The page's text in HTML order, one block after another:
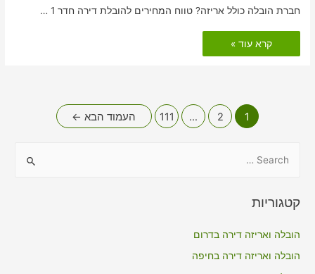
חברת הובלה כולל אריזה? טווח המחירים להובלת דירה חדר 1 …
דירה
כולל
קרא עוד »
pagination
1
2
…
111 העמוד הבא ←
r
קטגוריות
הובלה ואריזה דירה בדרום
הובלה ואריזה דירה בחיפה